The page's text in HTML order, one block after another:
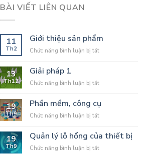
BÀI VIẾT LIÊN QUAN
11
Th2
Giới thiệu sản phẩm
Chức năng bình luận bị tắtở
phẩm
13
Th12
Giải pháp 1
Chức năng bình luận bị tắtở
1
19
Th9
Phần mềm, công cụ
Chức năng bình luận bị tắtở
mềm,
công
cụ
19
Th9
Quản lý lỗ hổng của thiết bị
Chức năng bình luận bị tắtở